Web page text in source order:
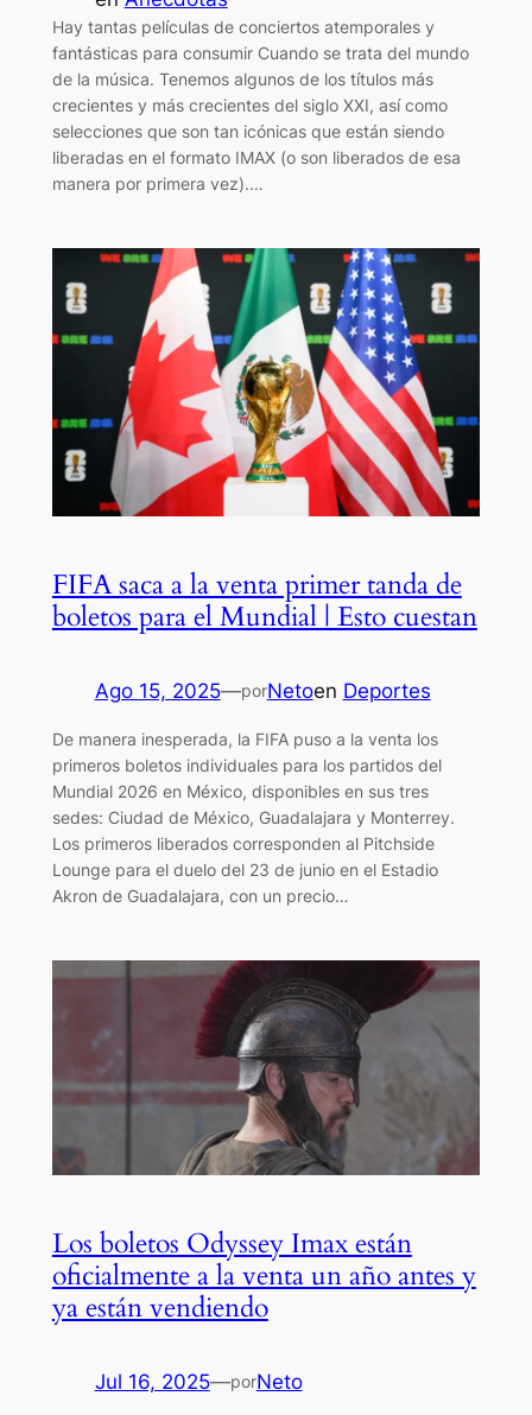
Hay tantas películas de conciertos atemporales y
fantásticas para consumir Cuando se trata del mundo
de la música. Tenemos algunos de los títulos más
crecientes y más crecientes del siglo XXI, así como
selecciones que son tan icónicas que están siendo
liberadas en el formato IMAX (o son liberados de esa
manera por primera vez).…
FIFA saca a la venta primer tanda de
boletos para el Mundial | Esto cuestan
Ago 15, 2025—porNetoen Deportes
De manera inesperada, la FIFA puso a la venta los
primeros boletos individuales para los partidos del
Mundial 2026 en México, disponibles en sus tres
sedes: Ciudad de México, Guadalajara y Monterrey.
Los primeros liberados corresponden al Pitchside
Lounge para el duelo del 23 de junio en el Estadio
Akron de Guadalajara, con un precio…
Los boletos Odyssey Imax están
oficialmente a la venta un año antes y
ya están vendiendo
Jul 16, 2025—porNeto